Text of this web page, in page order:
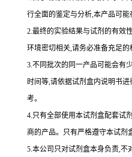
行全面的鉴定与分析,本产品可能
2.最终的实验结果与试剂的有效
环境密切相关,请务必准备充足的
3.不同批次的同一产品可能会有
时间等,请依据试剂盒内说明书
考。
4.只有全部使用本试剂盒配套试
商的产品。只有严格遵守本试剂
5.本公司只对试剂盒本身负责,不